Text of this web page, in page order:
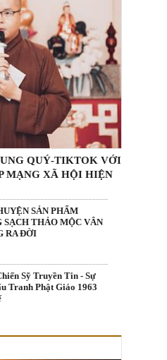
QUÝ-TIKTOK VỚI
MẠNG XÃ HỘI HIỆN
SẢN PHẨM
SẠCH THẢO MỘC VÂN
RA ĐỜI
Sỹ Truyền Tin - Sự
Tranh Phật Giáo 1963